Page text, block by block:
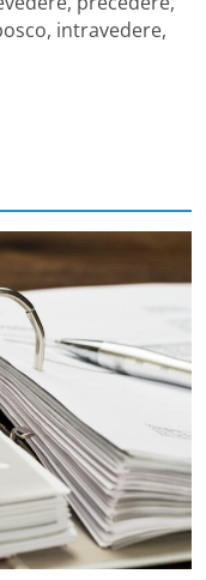
intravedere,